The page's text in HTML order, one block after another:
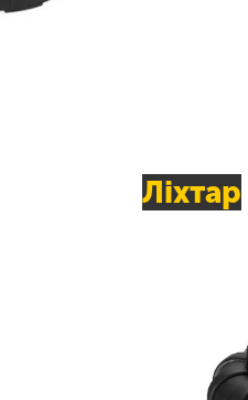
Ліхтар